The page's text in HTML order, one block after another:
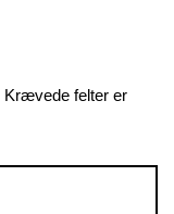
Krævede felter er